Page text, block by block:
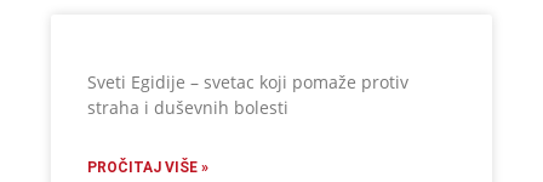
Sveti Egidije – svetac koji pomaže protiv
straha i duševnih bolesti
PROČITAJ VIŠE »